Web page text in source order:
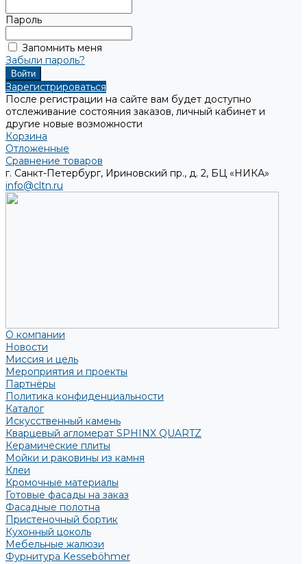
Пароль
Запомнить меня
Забыли пароль?
Зарегистрироваться
После регистрации на сайте вам будет доступно
отслеживание состояния заказов, личный кабинет и
другие новые возможности
Корзина
Отложенные
Сравнение товаров
г. Санкт-Петербург, Ириновский пр., д. 2, БЦ «НИКА»
info@cltn.ru
О компании
Новости
Миссия и цель
Мероприятия и проекты
Партнёры
Политика конфиденциальности
Каталог
Искусственный камень
Кварцевый агломерат SPHINX QUARTZ
Керамические плиты
Мойки и раковины из камня
Клеи
Кромочные материалы
Готовые фасады на заказ
Фасадные полотна
Пристеночный бортик
Кухонный цоколь
Мебельные жалюзи
Фурнитура Kesseböhmer